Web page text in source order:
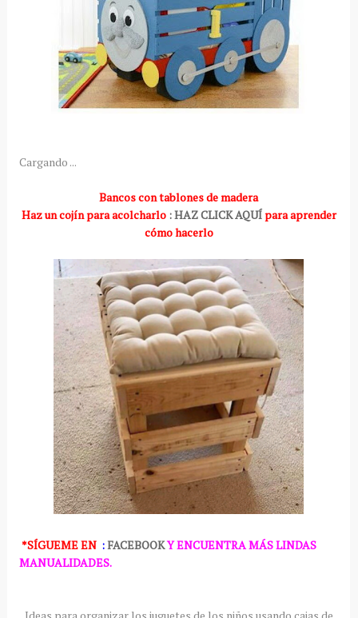
Cargando ...
Bancos con tablones de madera
Haz un cojín para acolcharlo: HAZ CLICK AQUÍpara aprender
cómo hacerlo
*SÍGUEMEEN :FACEBOOKY ENCUENTRA MÁS LINDAS
MANUALIDADES.
Ideas para organizar los juguetes de los niños usando cajas de